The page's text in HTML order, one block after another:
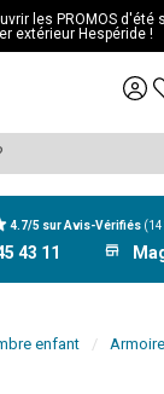
les PROMOS d'été
extérieur Hespéride !
4.7/5 sur Avis-Vérifiés
43 11
enfant